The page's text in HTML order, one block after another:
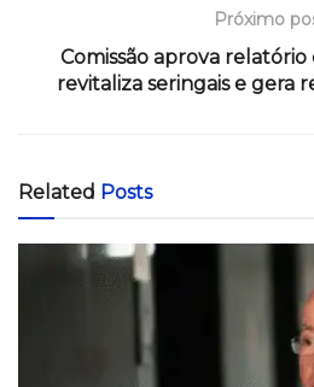
Próximo
Comissão aprova
revitaliza seringais e gera
Related Posts